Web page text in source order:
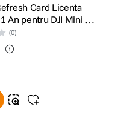
Card Licenta
An pentru DJI Mini 5
(0)